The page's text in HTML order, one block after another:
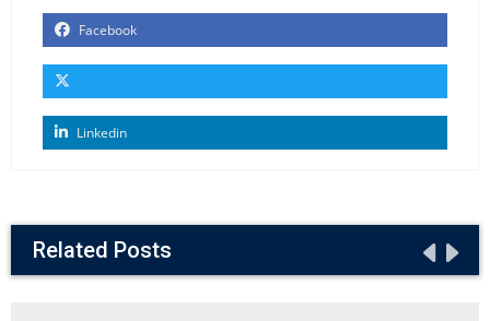
Facebook
Linkedin
Related Posts